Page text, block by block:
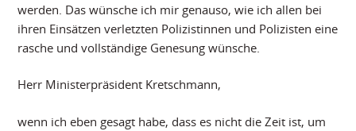
werden. Das wünsche ich mir genauso, wie ich allen bei
ihren Einsätzen verletzten Polizistinnen und Polizisten eine
rasche und vollständige Genesung wünsche.
Herr Ministerpräsident Kretschmann,
wenn ich eben gesagt habe, dass es nicht die Zeit ist, um